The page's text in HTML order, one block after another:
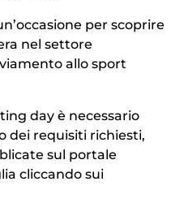
per scoprire
nel settore
allo sport
day è necessario
dei requisiti richiesti,
sul portale
cliccando sui